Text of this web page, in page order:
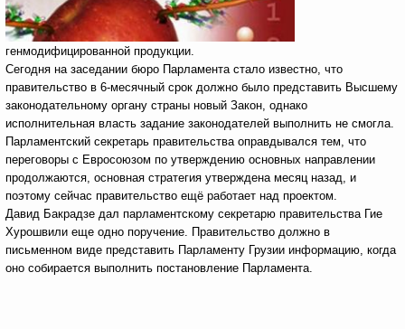
генмодифицированной продукции.
Сегодня на заседании бюро Парламента стало известно, что
правительство в 6-месячный срок должно было представить Высшему
законодательному органу страны новый Закон, однако
исполнительная власть задание законодателей выполнить не смогла.
Парламентский секретарь правительства оправдывался тем, что
переговоры с Евросоюзом по утверждению основных направлении
продолжаются, основная стратегия утверждена месяц назад, и
поэтому сейчас правительство ещё работает над проектом.
Давид Бакрадзе дал парламентскому секретарю правительства Гие
Хурошвили еще одно поручение. Правительство должно в
письменном виде представить Парламенту Грузии информацию, когда
оно собирается выполнить постановление Парламента.